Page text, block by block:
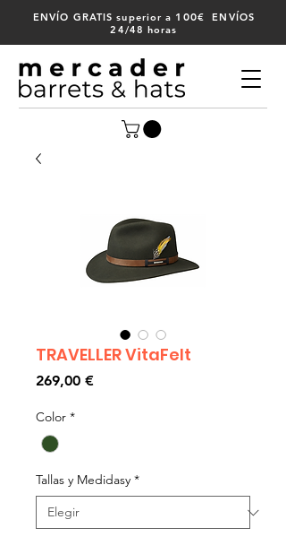
ENVÍO GRATIS superior a 100€ ENVÍOS
24/48 horas
TRAVELLER VitaFelt
269,00 €Precio
Color *
Tallas y Medidasy *